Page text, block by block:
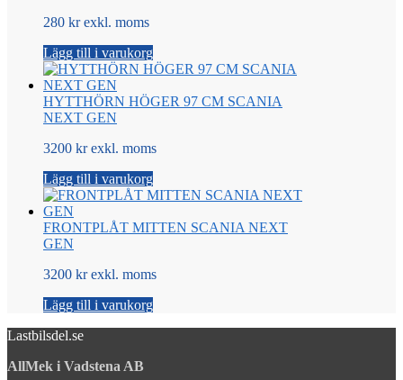
280 kr exkl. moms
Lägg till i varukorg
HYTTHÖRN HÖGER 97 CM SCANIA
NEXT GEN
3200 kr exkl. moms
Lägg till i varukorg
FRONTPLÅT MITTEN SCANIA NEXT
GEN
3200 kr exkl. moms
Lägg till i varukorg
Lastbilsdel.se
AllMek i Vadstena AB